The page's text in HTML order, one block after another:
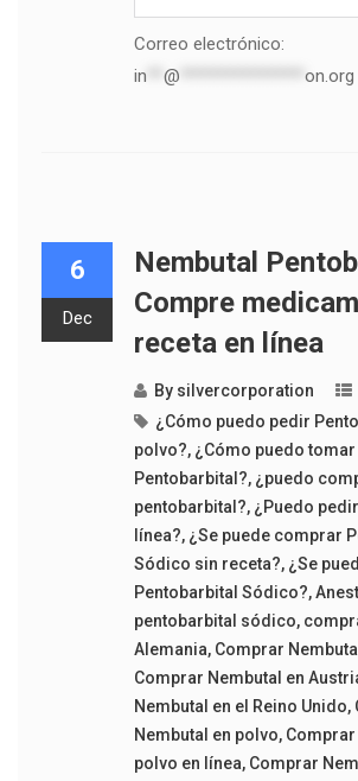
Correo electrónico:
in
@ on.org
6
Dec
Nembutal
Compre
receta en línea
By silvercorporation
¿Cómo puedo pedir
polvo?, ¿Cómo puedo tomar
Pentobarbital?, ¿puedo
pentobarbital?, ¿Puedo
línea?, ¿Se puede comprar
Sódico sin receta?, ¿Se
Pentobarbital Sódico?,
pentobarbital sódico,
Alemania, Comprar
Comprar Nembutal en
Nembutal en el Reino Unido,
Nembutal en polvo, Comprar
polvo en línea, Comprar